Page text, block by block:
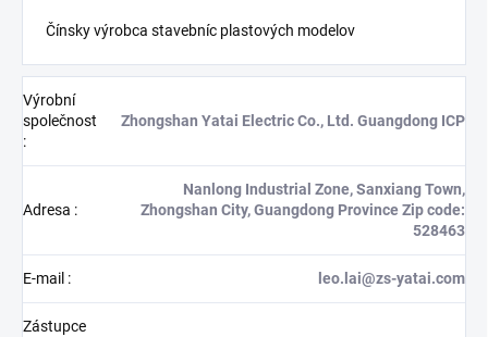
Čínsky výrobca stavebníc plastových modelov
Výrobní
společnost
:
Zhongshan Yatai Electric Co., Ltd. Guangdong ICP
Adresa :
Nanlong Industrial Zone, Sanxiang Town,
Zhongshan City, Guangdong Province Zip code:
528463
E-mail : leo.lai@zs-yatai.com
Zástupce